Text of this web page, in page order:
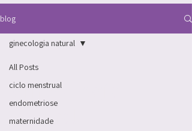
blog
All Posts
ciclo menstrual
endometriose
maternidade
ginecologia natural
ginecologia
natural